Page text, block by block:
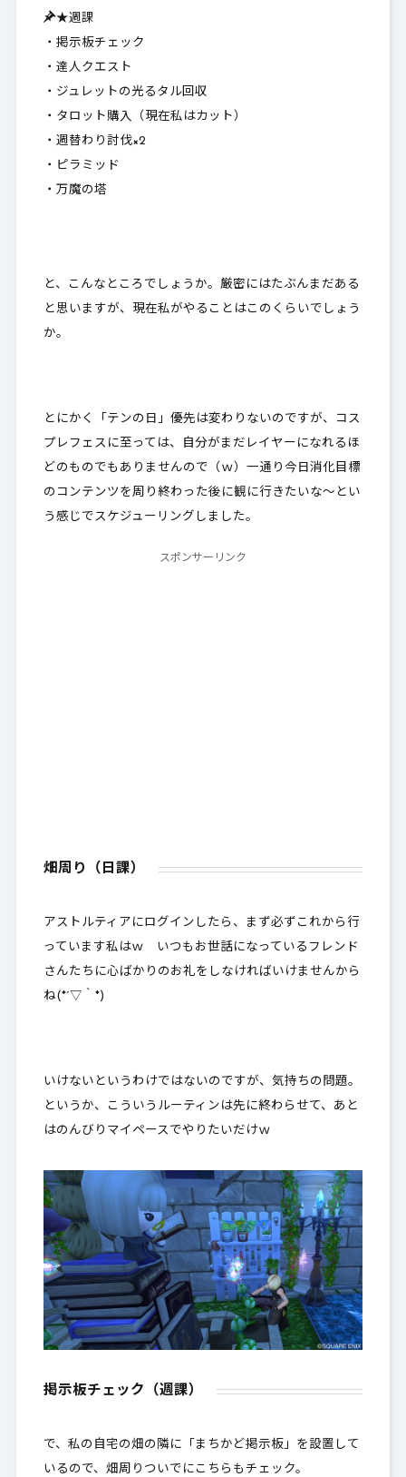
★週課
・掲示板チェック
・達人クエスト
・ジュレットの光るタル回収
・タロット購入（現在私はカット）
・週替わり討伐×2
・ピラミッド
・万魔の塔
と、こんなところでしょうか。厳密にはたぶんまだある
と思いますが、現在私がやることはこのくらいでしょう
か。
とにかく「テンの日」優先は変わりないのですが、コス
プレフェスに至っては、自分がまだレイヤーになれるほ
どのものでもありませんので（ｗ）一通り今日消化目標
のコンテンツを周り終わった後に観に行きたいな～とい
う感じでスケジューリングしました。
スポンサーリンク
畑周り（日課）
アストルティアにログインしたら、まず必ずこれから行
っています私はｗ いつもお世話になっているフレンド
さんたちに心ばかりのお礼をしなければいけませんから
ね(*´▽｀*)
いけないというわけではないのですが、気持ちの問題。
というか、こういうルーティンは先に終わらせて、あと
はのんびりマイペースでやりたいだけｗ
掲示板チェック（週課）
で、私の自宅の畑の隣に「まちかど掲示板」を設置して
いるので、畑周りついでにこちらもチェック。